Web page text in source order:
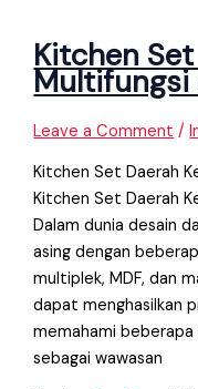
Kitchen
Multifungsi
Leave a Comment /
Kitchen Set Daerah
Kitchen Set Daerah
Dalam dunia desain
asing dengan
multiplek, MDF, dan
dapat menghasilkan
memahami
sebagai wawasan